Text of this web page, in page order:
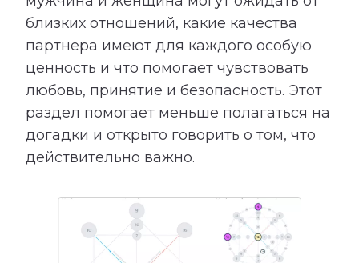
близких отношений, какие качества
партнера имеют для каждого особую
ценность и что помогает чувствовать
любовь, принятие и безопасность. Этот
раздел помогает меньше полагаться на
догадки и открыто говорить о том, что
действительно важно.